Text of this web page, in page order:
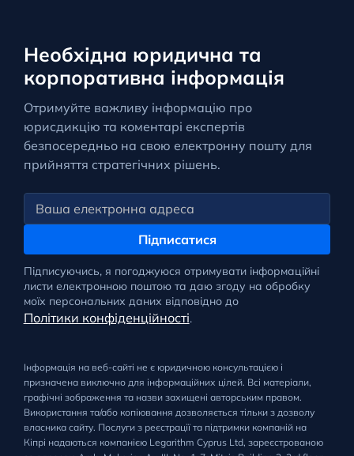
Необхідна юридична та
корпоративна інформація
Отримуйте важливу інформацію про
юрисдикцію та коментарі експертів
безпосередньо на свою електронну пошту для
прийняття стратегічних рішень.
Підписатися
Підписуючись, я погоджуюся отримувати інформаційні
листи електронною поштою та даю згоду на обробку
моїх персональних даних відповідно до
Політики конфіденційності.
Інформація на веб-сайті не є юридичною консультацією і
призначена виключно для інформаційних цілей. Всі матеріали,
графічні зображення та назви захищені авторським правом.
Використання та/або копіювання дозволяється тільки з дозволу
власника сайту. Послуги з реєстрації та підтримки компаній на
Кіпрі надаються компанією Legarithm Cyprus Ltd, зареєстрованою